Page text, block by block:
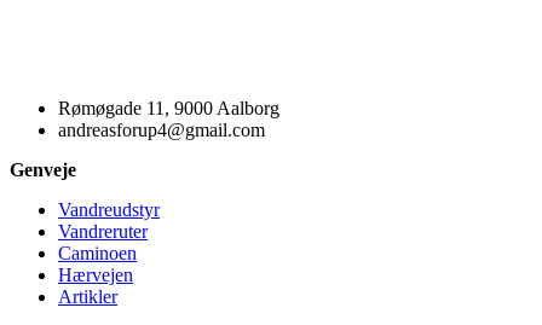
Rømøgade 11, 9000 Aalborg
andreasforup4@gmail.com
Genveje
Vandreudstyr
Vandreruter
Caminoen
Hærvejen
Artikler